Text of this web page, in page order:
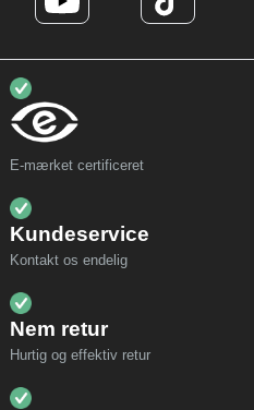
E-mærket certificeret
Kundeservice
Kontakt os endelig
Nem retur
Hurtig og effektiv retur